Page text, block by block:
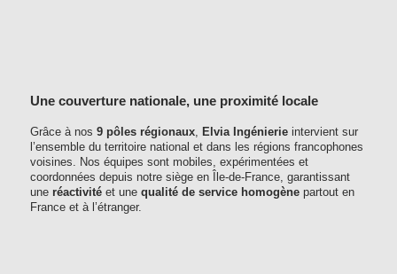
Une couverture nationale, une proximité locale
Grâce à nos 9 pôles régionaux, Elvia Ingénierie intervient sur
l’ensemble du territoire national et dans les régions francophones
voisines. Nos équipes sont mobiles, expérimentées et
coordonnées depuis notre siège en Île-de-France, garantissant
une réactivité et une qualité de service homogène partout en
France et à l’étranger.